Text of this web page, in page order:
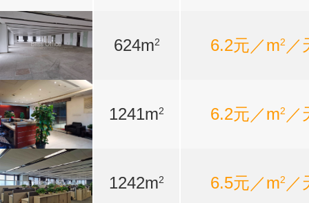
624m2 6.2元／m2 ／
1241m2 6.2元／m2 ／
1242m2 6.5元／m2 ／